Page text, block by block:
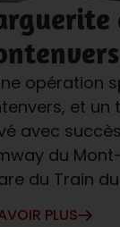
opération
et
avec
du
du Train du
PLUS